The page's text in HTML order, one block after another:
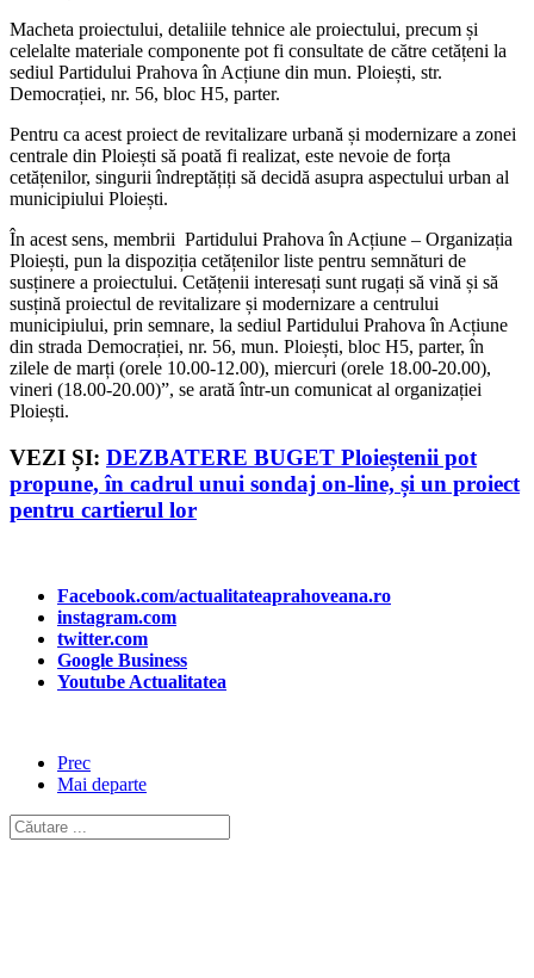
Macheta proiectului, detaliile tehnice ale proiectului, precum și
celelalte materiale componente pot fi consultate de către cetățeni la
sediul Partidului Prahova în Acțiune din mun. Ploiești, str.
Democrației, nr. 56, bloc H5, parter.
Pentru ca acest proiect de revitalizare urbană și modernizare a zonei
centrale din Ploiești să poată fi realizat, este nevoie de forța
cetățenilor, singurii îndreptățiți să decidă asupra aspectului urban al
municipiului Ploiești.
În acest sens, membrii Partidului Prahova în Acțiune – Organizația
Ploiești, pun la dispoziția cetățenilor liste pentru semnături de
susținere a proiectului. Cetățenii interesați sunt rugați să vină și să
susțină proiectul de revitalizare și modernizare a centrului
municipiului, prin semnare, la sediul Partidului Prahova în Acțiune
din strada Democrației, nr. 56, mun. Ploiești, bloc H5, parter, în
zilele de marți (orele 10.00-12.00), miercuri (orele 18.00-20.00),
vineri (18.00-20.00)”, se arată într-un comunicat al organizației
Ploiești.
VEZI ȘI: DEZBATERE BUGET Ploieștenii pot
propune, în cadrul unui sondaj on-line, și un proiect
pentru cartierul lor
Facebook.com/actualitateaprahoveana.ro
instagram.com
twitter.com
Google Business
Youtube Actualitatea
Prec
Mai departe